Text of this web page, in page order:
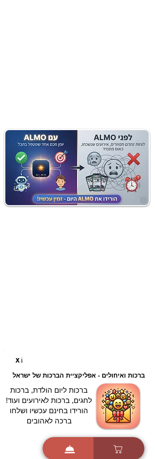
Xi
ברכות ואיחולים - אפליקציית הברכות של ישראל
ברכות ליום הולדת, ברכות
לחגים, ברכות לאירועים ועוד!
הורידו בחינם עכשיו ושלחו
ברכה לאהובים
הורדה